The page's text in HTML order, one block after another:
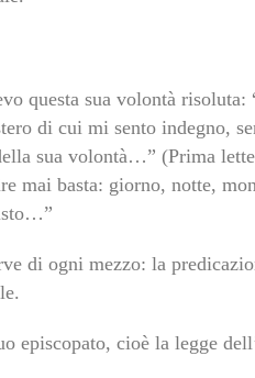
questa sua volontà
di cui mi sento indegno,
sua volontà…” (Prima
mai basta: giorno, notte,
di ogni mezzo: la
episcopato, cioè la legge